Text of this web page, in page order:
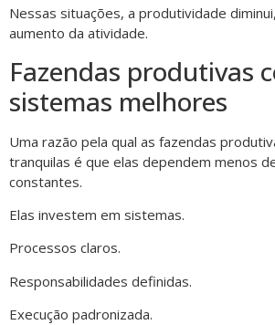
Nessas situações, a produtividade
aumento da atividade.
Fazendas produtivas
sistemas melhores
Uma razão pela qual as fazendas
tranquilas é que elas dependem menos
constantes.
Elas investem em sistemas.
Processos claros.
Responsabilidades definidas.
Execução padronizada.